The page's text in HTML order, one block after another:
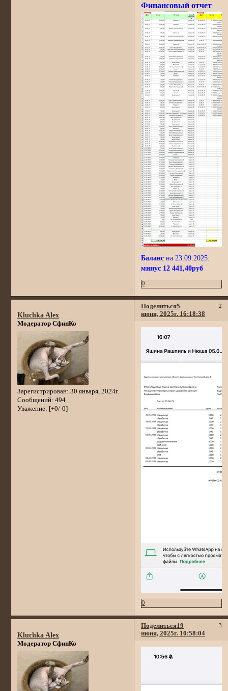
Финансовый отчет
Баланс на 23.09.2025:
минус 12 441,40руб
0
Поделиться 2
5
июня, 2025г. 16:18:38
Kluchka Alex
Модератор СфинКо
Зарегистрирован: 30 января, 2024г.
Сообщений: 494
Уважение: [+0/-0]
0
Поделиться 3
19
июня, 2025г. 10:58:04
Kluchka Alex
Модератор СфинКо